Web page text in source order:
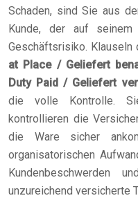
Schaden, sind Sie aus
Kunde, der auf
Geschäftsrisiko. Klauseln
at Place / Geliefert
Duty Paid / Geliefert
die volle Kontrolle.
kontrollieren die
die Ware sicher
organisatorischen
Kundenbeschwerden
unzureichend versicherte